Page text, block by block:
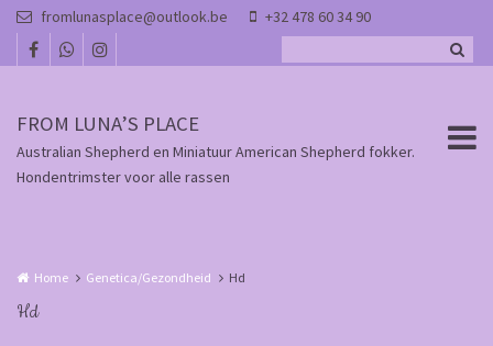
Overslaan en naar de inhoud gaan
fromlunasplace@outlook.be +32 478 60 34 90
FROM LUNA’S PLACE
Australian Shepherd en Miniatuur American Shepherd fokker.
Hondentrimster voor alle rassen
Home Genetica/Gezondheid Hd
Hd